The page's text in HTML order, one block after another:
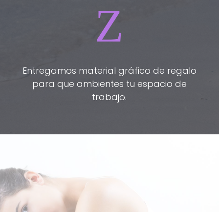
Z
Entregamos material gráfico de regalo
para que ambientes tu espacio de
trabajo.
Creamos
oportunidades para tu
negocio